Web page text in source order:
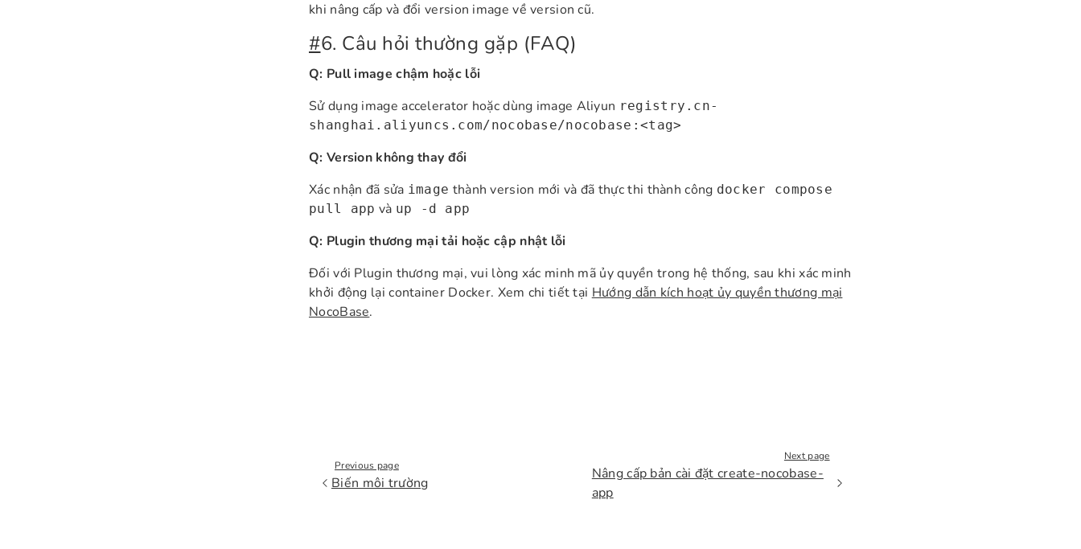
khi nâng cấp và đổi version image về version cũ.
#6. Câu hỏi thường gặp (FAQ)
Q: Pull image chậm hoặc lỗi
Sử dụng image accelerator hoặc dùng image Aliyun registry.cn-
shanghai.aliyuncs.com/nocobase/nocobase:<tag>
Q: Version không thay đổi
Xác nhận đã sửa image thành version mới và đã thực thi thành công docker compose
pull app và up -d app
Q: Plugin thương mại tải hoặc cập nhật lỗi
Đối với Plugin thương mại, vui lòng xác minh mã ủy quyền trong hệ thống, sau khi xác minh
khởi động lại container Docker. Xem chi tiết tại Hướng dẫn kích hoạt ủy quyền thương mại
NocoBase.
Previous page
Biến môi trường
Next page
Nâng cấp bản cài đặt create-nocobase-
app